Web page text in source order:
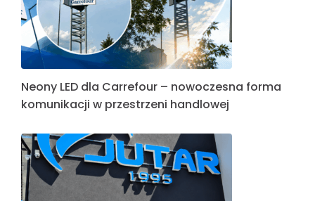
Neony LED dla Carrefour – nowoczesna forma
komunikacji w przestrzeni handlowej